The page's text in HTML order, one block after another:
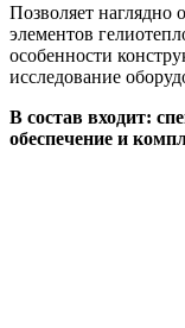
Позволяет
элементов
особенности
исследование
В состав входит:
обеспечение и